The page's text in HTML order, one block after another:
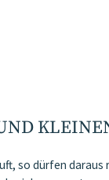
so dürfen